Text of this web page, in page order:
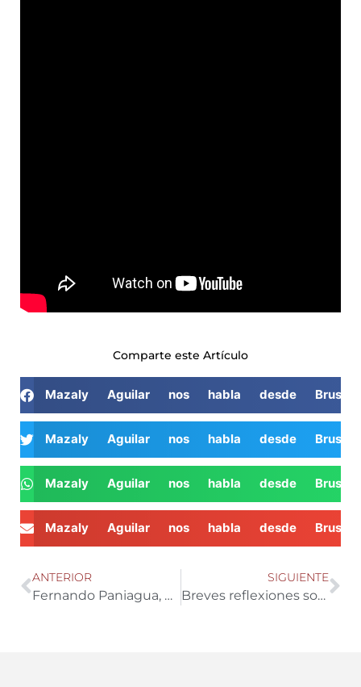
Comparte este Artículo
Mazaly Aguilar nos habla desde
Mazaly Aguilar nos habla desde
Mazaly Aguilar nos habla desde
Mazaly Aguilar nos habla desde
ANTERIOR
Fernando Paniagua, presidente de COITAAL, nos habla sobre la producción granadina de espárrago
SIGUIENTE
Breves reflexiones sobre los virus